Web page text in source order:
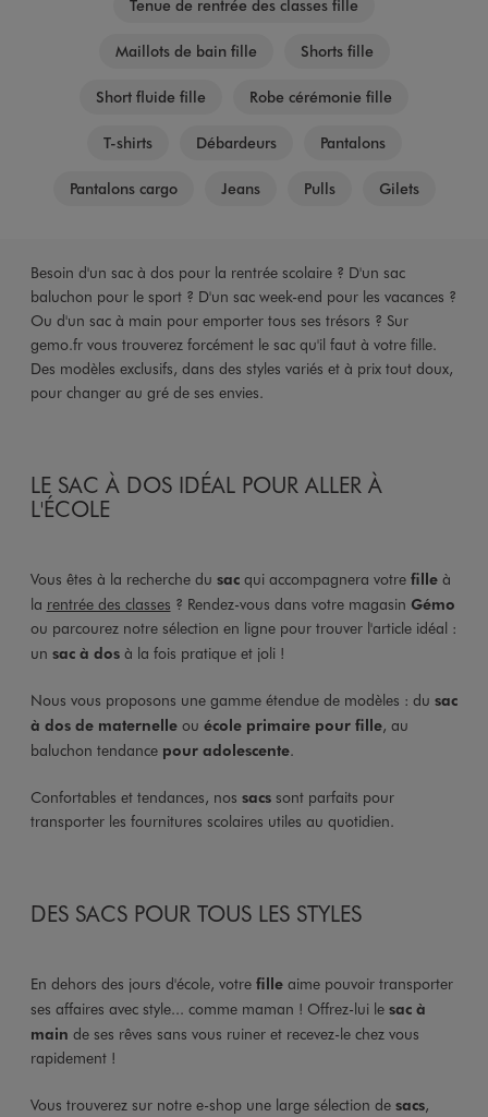
Tenue de rentrée des classes fille
Maillots de bain fille Shorts fille
Short fluide fille Robe cérémonie fille
T-shirts Débardeurs Pantalons
Pantalons cargo Jeans Pulls Gilets
Besoin d'un sac à dos pour la rentrée scolaire ? D'un sac
baluchon pour le sport ? D'un sac week-end pour les vacances ?
Ou d'un sac à main pour emporter tous ses trésors ? Sur
gemo.fr vous trouverez forcément le sac qu'il faut à votre fille.
Des modèles exclusifs, dans des styles variés et à prix tout doux,
pour changer au gré de ses envies.
LE SAC À DOS IDÉAL POUR ALLER À
L'ÉCOLE
Vous êtes à la recherche du sac qui accompagnera votre filleà
la rentrée des classes ? Rendez-vous dans votre magasin Gémo
ou parcourez notre sélection en ligne pour trouver l'article idéal :
un sac à dos à la fois pratique et joli !
Nous vous proposons une gamme étendue de modèles : du sac
à dos de maternelle ou école primaire pour fille, au
baluchon tendancepour adolescente.
Confortables et tendances, nos sacs sont parfaits pour
transporter les fournitures scolaires utiles au quotidien.
DES SACS POUR TOUS LES STYLES
En dehors des jours d'école, votre fille aime pouvoir transporter
ses affaires avec style... comme maman ! Offrez-lui le sac à
main de ses rêves sans vous ruiner et recevez-le chez vous
rapidement !
Vous trouverez sur notre e-shop une large sélection de sacs,